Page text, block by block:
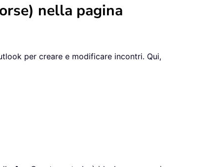
nella pagina
per creare e modificare incontri. Qui,